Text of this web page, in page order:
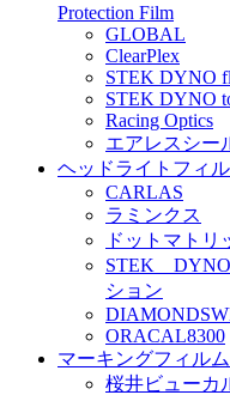
Protection Film
GLOBAL
ClearPlex
STEK DYNO
STEK DYNO
Racing Optics
エアレスシー
ヘッドライトフィ
CARLAS
ラミンクス
ドットマトリ
STEK
ション
ORACAL8300
マーキングフィル
桜井ビューカ